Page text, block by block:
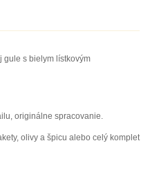
gule s bielym lístkovým
originálne spracovanie.
olivy a špicu alebo celý komplet